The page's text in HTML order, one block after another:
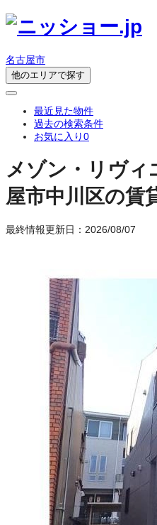
名古屋市
他のエリアで探す
最近見た物件
過去の検索条件
お気に入り0
メゾン・リヴィ
屋市中川区の賃
最終情報更新日：2026/08/07